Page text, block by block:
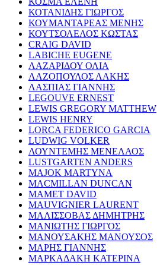
ΚΟΤΑΝΙΔΗΣ ΓΙΩΡΓΟΣ
ΚΟΥΜΑΝΤΑΡΕΑΣ ΜΕΝΗΣ
ΚΟΥΤΣΟΛΕΛΟΣ ΚΩΣΤΑΣ
CRAIG DAVID
LABICHE EUGENE
ΛΑΖΑΡΙΔΟΥ ΟΛΙΑ
ΛΑΖΟΠΟΥΛΟΣ ΛΑΚΗΣ
ΛΑΣΠΙΑΣ ΓΙΑΝΝΗΣ
LEGOUVE ERNEST
LEWIS GREGORY MATTHEW
LEWIS HENRY
LORCA FEDERICO GARCIA
LUDWIG VOLKER
ΛΟΥΝΤΕΜΗΣ ΜΕΝΕΛΑΟΣ
LUSTGARTEN ANDERS
MAJOK MARTYNA
MACMILLAN DUNCAN
MAMET DAVID
MAUVIGNIER LAURENT
ΜΑΛΙΣΣΟΒΑΣ ΔΗΜΗΤΡΗΣ
ΜΑΝΙΩΤΗΣ ΓΙΩΡΓΟΣ
ΜΑΝΟΥΣΑΚΗΣ ΜΑΝΟΥΣΟΣ
ΜΑΡΗΣ ΓΙΑΝΝΗΣ
ΜΑΡΚΑΔΑΚΗ ΚΑΤΕΡΙΝΑ